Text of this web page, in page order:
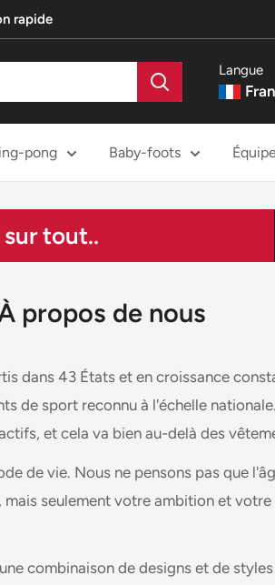
rapide
Langue
pong Baby-foots
tout..
propos de nous
dans 43 États et en croissance
de sport reconnu à l'échelle
et cela va bien au-delà des
de vie. Nous ne pensons pas que
seulement votre ambition et
combinaison de designs et de